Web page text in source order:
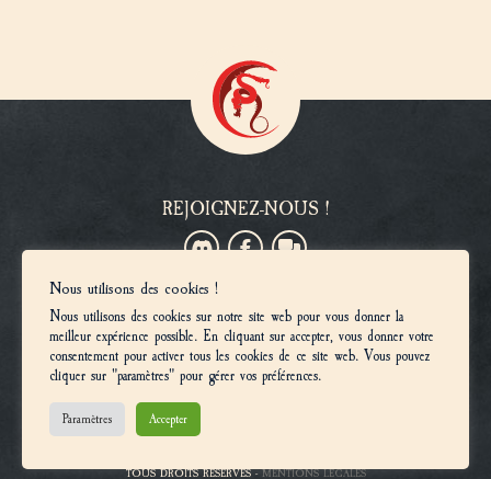
REJOIGNEZ-NOUS !
VOUS SOUHAITEZ DEVENIR MEMBRE ?
Inscriptions
© 2025, LES UNIVERS CONFRONTATION ET AT-43 SONT LA PROPRIÉTÉ DE
MONOLITH BOARD GAMES. CADWALLON™ ET AARKLASH™ SONT DES MARQUES
DE MONOLITH BOARD GAMES. CONFRONTATION™ EST UNE MARQUE DE
TOUS DROITS RÉSERVÉS -MENTIONS LÉGALES
Nous utilisons des cookies !
Nous utilisons des cookies sur notre site web pour vous donner la
meilleur expérience possible. En cliquant sur accepter, vous donner votre
consentement pour activer tous les cookies de ce site web. Vous pouvez
cliquer sur "paramètres" pour gérer vos préférences.
Paramètres Accepter